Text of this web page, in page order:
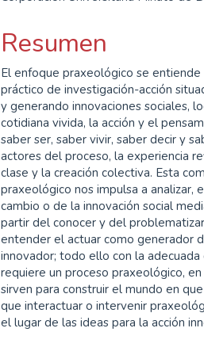
principal
del
artículo
Resumen
El enfoque praxeológico se
práctico de investigación-acción
y generando innovaciones sociales,
cotidiana vivida, la acción y el
saber ser, saber vivir, saber decir y
actores del proceso, la experiencia
clase y la creación colectiva. Esta
praxeológico nos impulsa a analizar,
cambio o de la innovación social
partir del conocer y del
entender el actuar como generador
innovador; todo ello con la
requiere un proceso praxeológico,
sirven para construir el mundo en
que interactuar o intervenir
el lugar de las ideas para la acción